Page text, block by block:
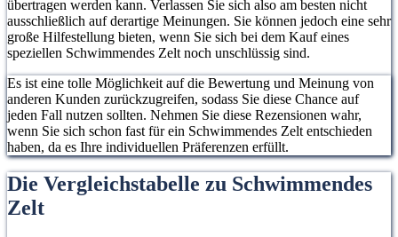
übertragen werden kann. Verlassen Sie sich also am besten nicht
ausschließlich auf derartige Meinungen. Sie können jedoch eine sehr
große Hilfestellung bieten, wenn Sie sich bei dem Kauf eines
speziellen Schwimmendes Zelt noch unschlüssig sind.
Es ist eine tolle Möglichkeit auf die Bewertung und Meinung von
anderen Kunden zurückzugreifen, sodass Sie diese Chance auf
jeden Fall nutzen sollten. Nehmen Sie diese Rezensionen wahr,
wenn Sie sich schon fast für ein Schwimmendes Zelt entschieden
haben, da es Ihre individuellen Präferenzen erfüllt.
Die Vergleichstabelle zu Schwimmendes
Zelt